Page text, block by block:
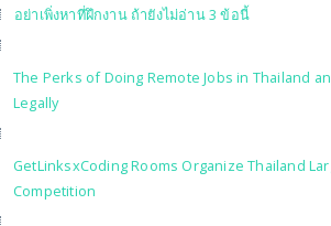
อย่าเพิ่งหาที่ฝึกงาน ถ้ายังไม่อ่าน 3 ข้อนี้
The Perks of Doing Remote Jobs in Thailand
Legally
GetLinksxCoding Rooms Organize Thailand
Competition